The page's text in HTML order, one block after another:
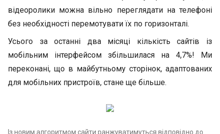
відеоролики можна вільно переглядати на телефоні
без необхідності перемотувати їх по горизонталі.
Усього за останні два місяці кількість сайтів із
мобільним інтерфейсом збільшилася на 4,7%! Ми
переконані, що в майбутньому сторінок, адаптованих
для мобільних пристроїв, стане ще більше.
Із новим алгоритмом сайти ранжуватимуться відповідно до